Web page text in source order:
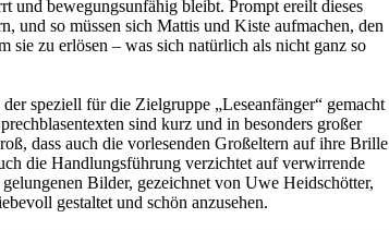
und bewegungsunfähig bleibt. Prompt ereilt dieses
und so müssen sich Mattis und Kiste aufmachen, den
sie zu erlösen – was sich natürlich als nicht ganz so
speziell für die Zielgruppe „Leseanfänger“ gemacht
sind kurz und in besonders großer
dass auch die vorlesenden Großeltern auf ihre Brille
die Handlungsführung verzichtet auf verwirrende
Bilder, gezeichnet von Uwe Heidschötter,
gestaltet und schön anzusehen.